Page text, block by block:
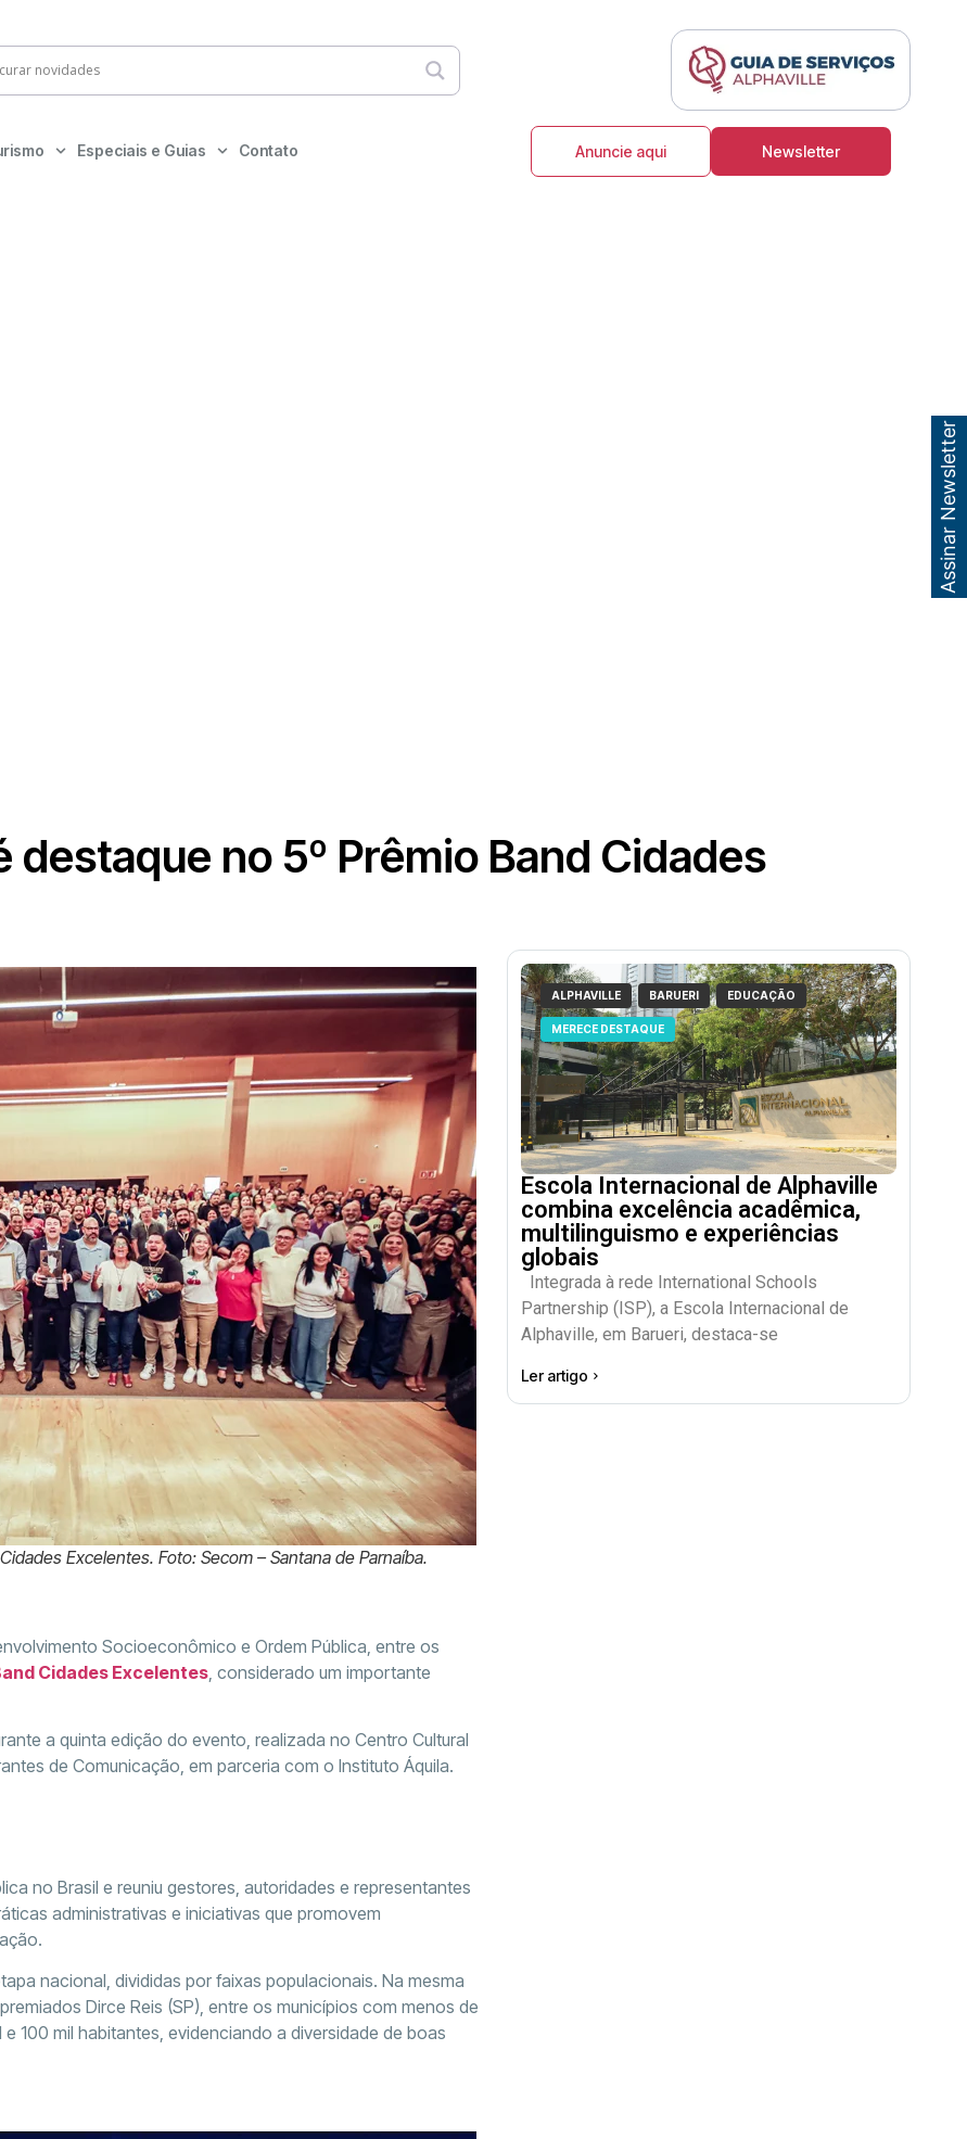
Especiais e Guias Contato Anuncie aqui Newsletter
destaque no 5º Prêmio Band Cidades
Excelentes. Foto: Secom – Santana de Parnaíba.
Socioeconômico e Ordem Pública, entre os
Cidades Excelentes , considerado um importante
a quinta edição do evento, realizada no Centro Cultural
de Comunicação, em parceria com o Instituto Áquila.
no Brasil e reuniu gestores, autoridades e representantes
administrativas e iniciativas que promovem
nacional, divididas por faixas populacionais. Na mesma
Dirce Reis (SP), entre os municípios com menos de
100 mil habitantes, evidenciando a diversidade de boas
ALPHAVILLE BARUERI EDUCAÇÃO
MERECE DESTAQUE
Escola Internacional de Alphaville
combina excelência acadêmica,
multilinguismo e experiências
globais
Integrada à rede International Schools
Partnership (ISP), a Escola Internacional de
Alphaville, em Barueri, destaca-se
Ler artigo
Assinar Newsletter